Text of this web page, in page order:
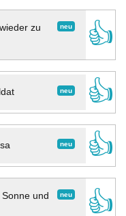
neu
zu
👍
neu
👍
neu
👍
neu
und
👍